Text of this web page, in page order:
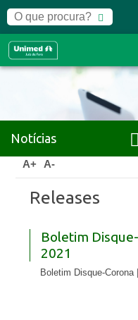
Notícias
Home Notícias
A+ A-
Releases
Boletim
2021
Boletim Disque-